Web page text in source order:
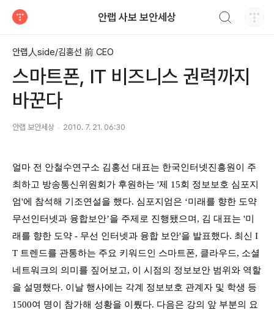
안랩 사보 보안세상
안랩人side/김홍선 前 CEO
스마트폰, IT 비즈니스 권력까지
바꾼다
안랩 보안세상 2010. 7. 21. 06:30
얼마 전 안철수연구소 김홍선 대표는 한국인터넷진흥원이 주
최하고 방송통신위원회가 후원하는 '제 15회 정보보호 심포지
엄'에 참석해 기조연설을 했다. 심포지엄은 ‘미래를 향한 도약
무선인터넷과 융합보안’을 주제로 진행됐으며, 김 대표는 '미
래를 향한 도약 - 무선 인터넷과 융합 보안'을 발표했다. 최신 I
T 트렌드를 관통하는 주요 키워드인 스마트폰, 클라우드, 소셜
네트워크의 의미를 짚어보고, 이 시점의 정보보안 범위와 역할
을 설명했다. 이날 행사에는 각계 정보보호 관계자 및 학생 등
1500여 명이 참가해 성황을 이뤘다. 다음은 강의 앞 부분의 요